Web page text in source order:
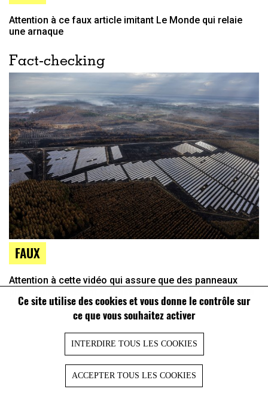
Ce site utilise des cookies et vous donne le contrôle sur
ce que vous souhaitez activer
INTERDIRE TOUS LES COOKIES
ACCEPTER TOUS LES COOKIES
Attention à ce faux article imitant Le Monde qui relaie
une arnaque
Fact-checking
FAUX
Attention à cette vidéo qui assure que des panneaux
2022 en Gironde